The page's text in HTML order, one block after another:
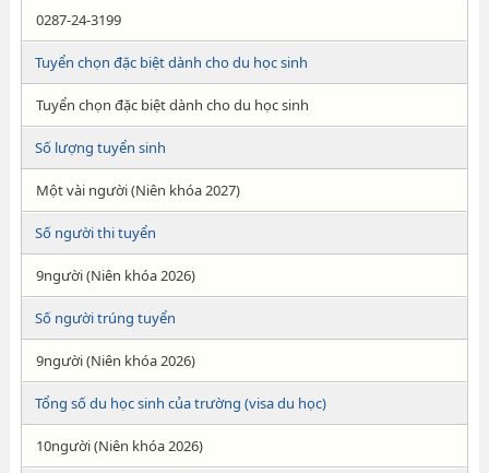
0287-24-3199
Tuyển chọn đặc biệt dành cho du học sinh
Tuyển chọn đặc biệt dành cho du học sinh
Số lượng tuyển sinh
Một vài người (Niên khóa 2027)
Số người thi tuyển
9người (Niên khóa 2026)
Số người trúng tuyển
9người (Niên khóa 2026)
Tổng số du học sinh của trường (visa du học)
10người (Niên khóa 2026)